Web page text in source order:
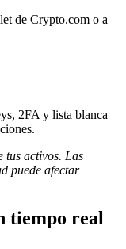
de Crypto.com o a
2FA y lista blanca
tus activos. Las
puede afectar
tiempo real